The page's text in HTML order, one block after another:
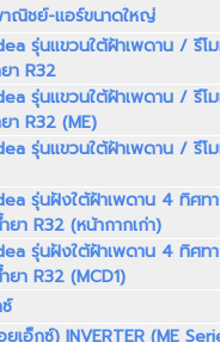
าณิชย์-แอร์ขนาดใหญ่
รุ่นแขวนใต้ฝ้าเพดาน / รีโ
า R32
รุ่นแขวนใต้ฝ้าเพดาน / รีโ
R32 (ME)
รุ่นแขวนใต้ฝ้าเพดาน / รี
รุ่นฝังใต้ฝ้าเพดาน 4 ทิศท
า R32 (หน้ากากเก่า)
รุ่นฝังใต้ฝ้าเพดาน 4 ทิศท
า R32 (MCD1)
ยูเอ็กซ์) INVERTER (ME